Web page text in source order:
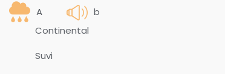
A
b
Continental
Suvi